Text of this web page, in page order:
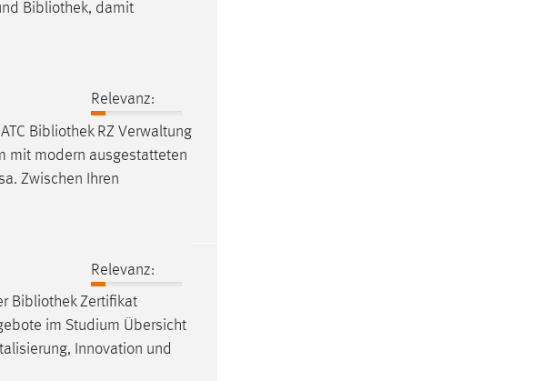
Bibliothek, damit
Relevanz:
BibliothekRZ Verwaltung
mit modern ausgestatteten
Zwischen Ihren
Relevanz:
BibliothekZertifikat
im Studium Übersicht
Innovation und